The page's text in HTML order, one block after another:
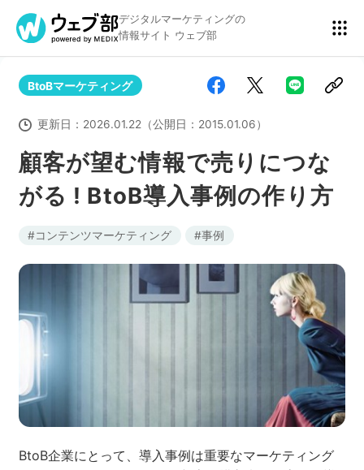
デジタルマーケティングの
情報サイト ウェブ部
リスティング広告 BtoBマーケティング
アクセス解析 ディスプレイ広告
アドテクノロジー 広告クリエイティブ
ネット市場調査データ フィード広告
顧客が望む情報で売りにつな
がる ! BtoB導入事例の作り方
BtoBマーケティング
更新日： 2026.01.22（公開日： 2015.01.06）
コンテンツマーケティング 事例
BtoB企業にとって、導入事例は重要なマーケティング